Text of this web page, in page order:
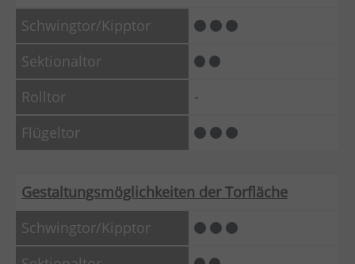
-
Gestaltungsmöglichkeiten der Torfläche